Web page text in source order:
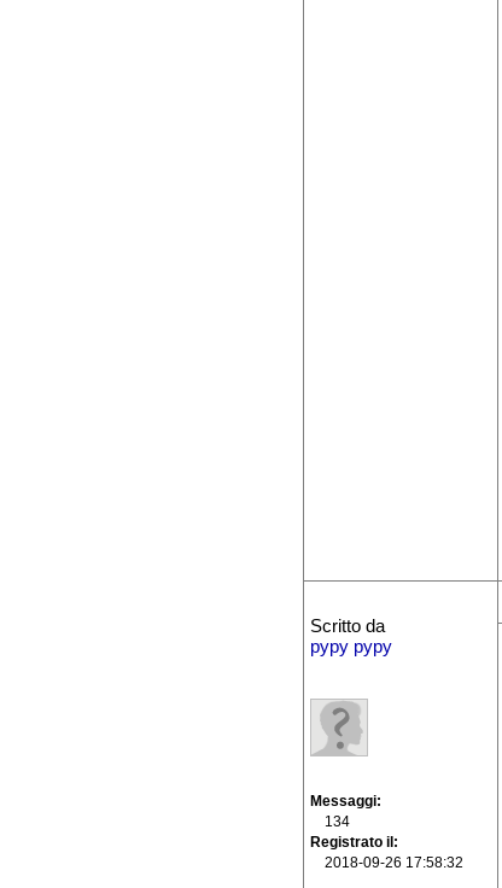
Scritto da
pypy pypy
Messaggi
134
Registrato il
2018-09-26 17:58:32